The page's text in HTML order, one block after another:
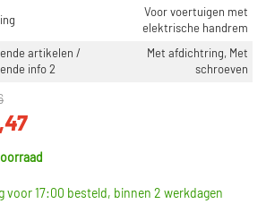
Voor voertuigen met
elektrische handrem
artikelen /
info 2
Met afdichtring, Met
schroeven
voor 17:00 besteld, binnen 2 werkdagen